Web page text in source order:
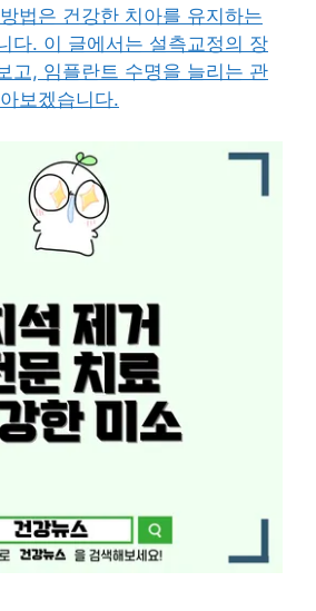
법은 건강한 치아를 유지하는
다. 이 글에서는 설측교정의 장
고, 임플란트 수명을 늘리는 관
보겠습니다.